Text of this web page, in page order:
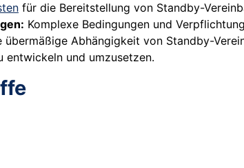
für die Bereitstellung von Standby-
Komplexe Bedingungen und
übermäßige Abhängigkeit von Standby-
entwickeln und umzusetzen.